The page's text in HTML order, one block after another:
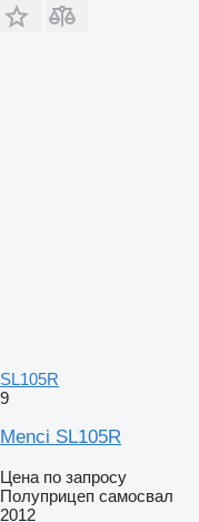
SL105R
9
Menci SL105R
Цена по запросу
Полуприцеп самосвал
2012